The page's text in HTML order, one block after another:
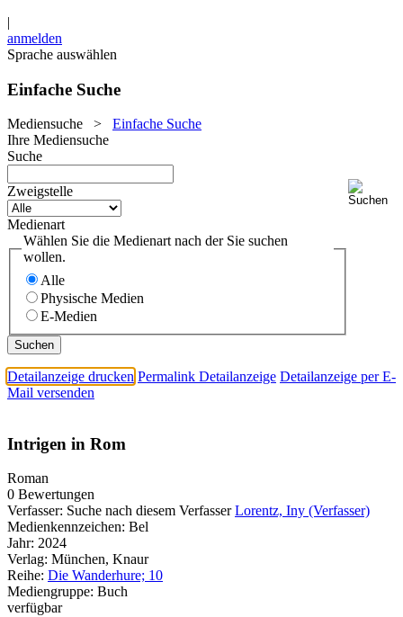
|
anmelden
Sprache auswählen
Einfache Suche
Mediensuche > Einfache Suche
Ihre Mediensuche
Suche
Zweigstelle
Medienart
Wählen Sie die Medienart nach der Sie suchen
wollen.
Alle
Physische Medien
E-Medien
Detailanzeige drucken Permalink Detailanzeige Detailanzeige per E-
Mail versenden
Intrigen in Rom
Roman
0 Bewertungen
Verfasser: Suche nach diesem Verfasser Lorentz, Iny (Verfasser)
Medienkennzeichen: Bel
Jahr: 2024
Verlag: München, Knaur
Reihe: Die Wanderhure; 10
Mediengruppe: Buch
verfügbar